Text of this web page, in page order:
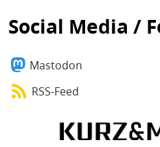
Social Media /
Mastodon
RSS-Feed